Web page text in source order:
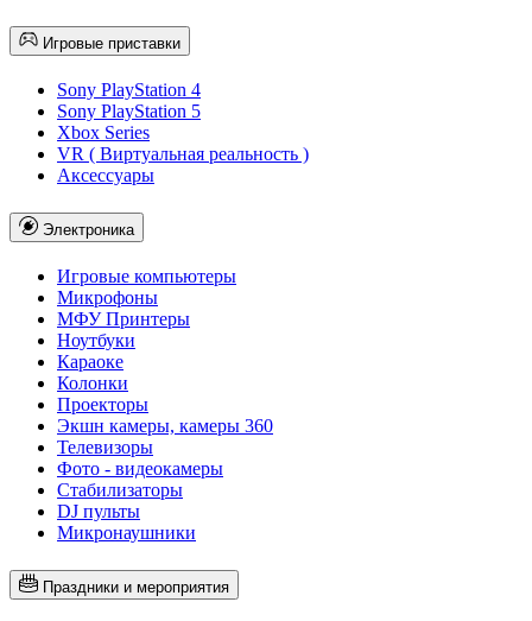
Игровые приставки
Sony PlayStation 4
Sony PlayStation 5
Xbox Series
VR ( Виртуальная реальность )
Аксессуары
Электроника
Игровые компьютеры
Микрофоны
МФУ Принтеры
Ноутбуки
Караоке
Колонки
Проекторы
Экшн камеры, камеры 360
Телевизоры
Фото - видеокамеры
Стабилизаторы
DJ пульты
Микронаушники
Праздники и мероприятия